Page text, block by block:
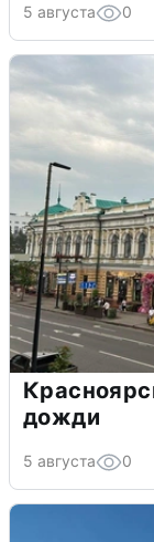
5 августа 0
дожди
5 августа 0